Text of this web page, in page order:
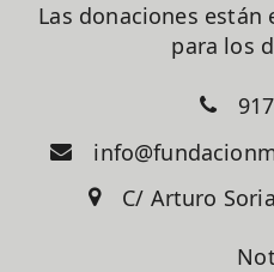
Las donaciones
para los
C/ Arturo